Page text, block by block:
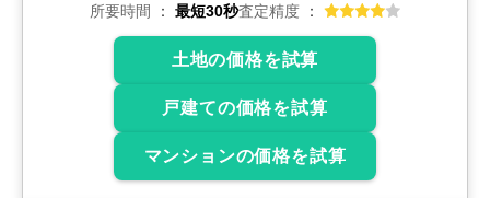
所要時間 最短30秒査定精度
土地の価格を試算
戸建ての価格を試算
マンションの価格を試算